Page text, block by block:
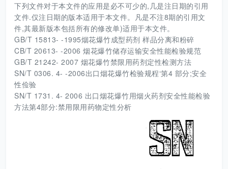
下列文件对于本文件的应用是必不可少的,几是注日期的引用
文件.仅注日期的版本适用于本文件。凡是不注8期的引用文
件,其最新版本包括所有的修改单)适用于本文件。
GB/T 15813- -1995烟花爆竹成型药剂 样品分离和粉碎
CB/T 20613- -2006 烟花爆竹储存运输安全性能检验规范
GB/T 21242- 2007 烟花爆竹禁限用药剂定性检测方法
SN/T 0306. 4- -2006出口烟花爆竹检验规程‘第4 部分;安全
性俭验
SN/T 1731. 4- 2006 出口烟花爆竹用烟火药剂安全性能检验
方法第4部分:禁用限用药物定性分析